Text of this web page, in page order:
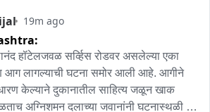
19m ago
हॉटेलजवळ सर्व्हिस रोडवर असलेल्या एका
आग लागल्याची घटना समोर आली आहे. आगीने
केल्याने दुकानातील साहित्य जळून खाक
अग्निशमन दलाच्या जवानांनी घटनास्थळी